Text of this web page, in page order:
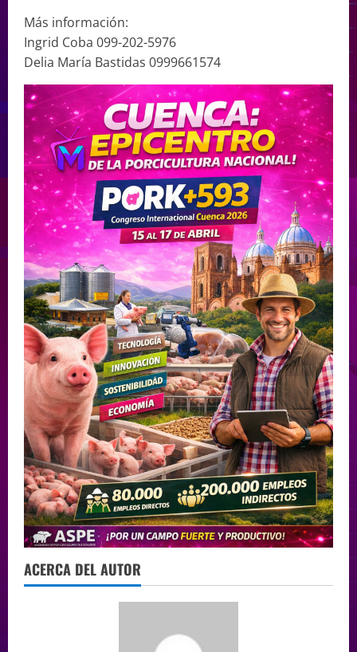
Más información:
Ingrid Coba 099-202-5976
Delia María Bastidas 0999661574
ACERCA DEL AUTOR